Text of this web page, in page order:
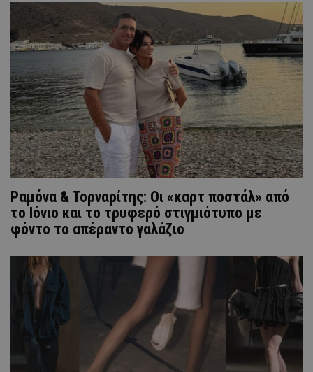
Ραμόνα & Τορναρίτης: Οι «καρτ ποστάλ» από
το Ιόνιο και το τρυφερό στιγμιότυπο με
φόντο το απέραντο γαλάζιο